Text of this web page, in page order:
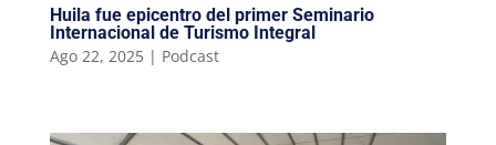
Huila fue epicentro del primer Seminario
Internacional de Turismo Integral
Ago 22, 2025| Podcast